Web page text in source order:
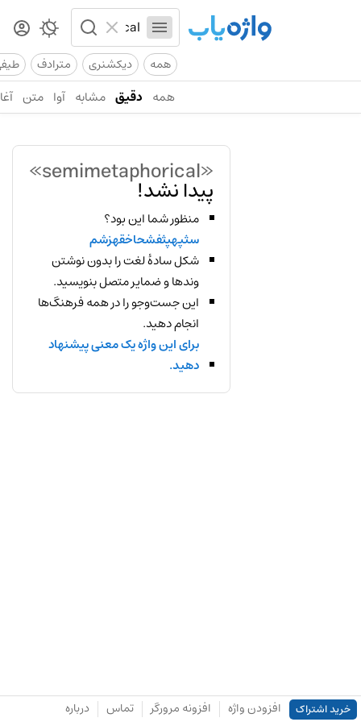
همه دیکشنری مترادف
همه دقیق مشابه آوا متن
«semimetaphorical»
پیدا نشد!
منظور شما این بود؟
سثپهپثفشحاخقهزشم
شکل سادهٔ لغت را بدون نوشتن
وندها و ضمایر متصل بنویسید.
این جست‌وجو را در همه فرهنگ‌ها
انجام دهید.
برای این واژه یک معنی پیشنهاد
دهید.
خرید اشتراک افزودن واژه افزونه مرورگر تماس درباره